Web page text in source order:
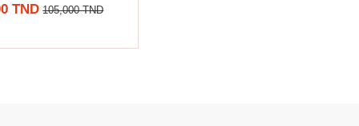
TND 105,000 TND